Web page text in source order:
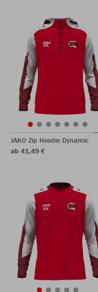
JAKO Zip Hoodie Dynamic
ab 41,49 €